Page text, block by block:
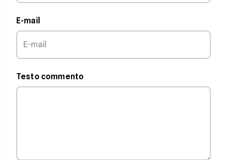
E-mail
Testo commento